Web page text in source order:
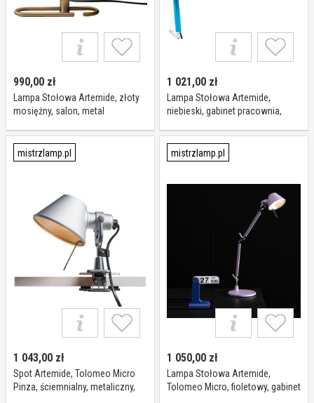
990,00 zł
Lampa Stołowa Artemide, złoty
mosiężny, salon, metal
1 021,00 zł
Lampa Stołowa Artemide,
niebieski, gabinet pracownia,
mistrzlamp.pl
1 043,00 zł
Spot Artemide, Tolomeo Micro
Pinza, ściemnialny, metaliczny,
mistrzlamp.pl
1 050,00 zł
Lampa Stołowa Artemide,
Tolomeo Micro, fioletowy, gabinet